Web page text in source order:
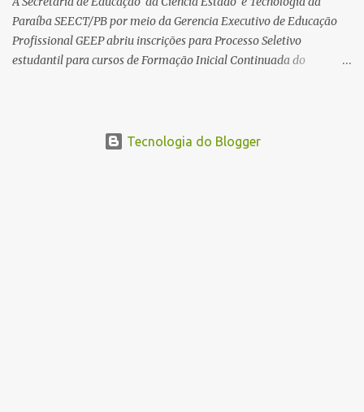
Paraíba SEECT/PB por meio da Gerencia Executivo de Educação
Profissional GEEP abriu inscrições para Processo Seletivo
estudantil para cursos de Formação Inicial Continuada do
novembro pelo site www.paraibatec.pb.gov.br . Em Lucena serão
Tecnologia do Blogger